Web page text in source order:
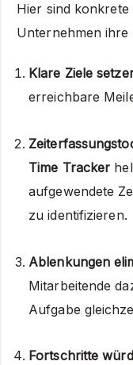
Hier sind
Unternehmen
Klare Ziele
erreichbare
Time Tracker
aufgewendete
zu identifizieren.
Ablenkungen
Mitarbeitende
Aufgabe
Fortschritte